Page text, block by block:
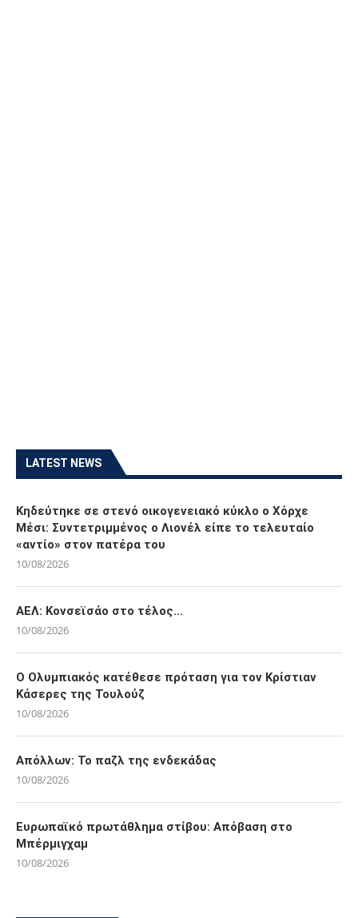
LATEST NEWS
Κηδεύτηκε σε στενό οικογενειακό κύκλο ο Χόρχε
Μέσι: Συντετριμμένος ο Λιονέλ είπε το τελευταίο
«αντίο» στον πατέρα του
10/08/2026
ΑΕΛ: Κονσεϊσάο στο τέλος…
10/08/2026
O Ολυμπιακός κατέθεσε πρόταση για τον Κρίστιαν
Κάσερες της Τουλούζ
10/08/2026
Απόλλων: Το παζλ της ενδεκάδας
10/08/2026
Ευρωπαϊκό πρωτάθλημα στίβου: Απόβαση στο
Μπέρμιγχαμ
10/08/2026